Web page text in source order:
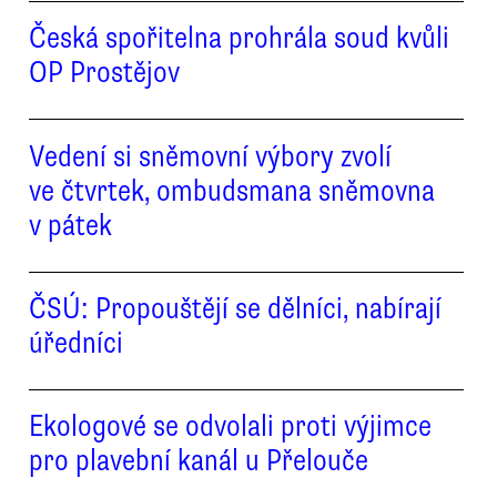
Česká spořitelna prohrála soud kvůli
OP Prostějov
Vedení si sněmovní výbory zvolí
ve čtvrtek, ombudsmana sněmovna
v pátek
ČSÚ: Propouštějí se dělníci, nabírají
úředníci
Ekologové se odvolali proti výjimce
pro plavební kanál u Přelouče